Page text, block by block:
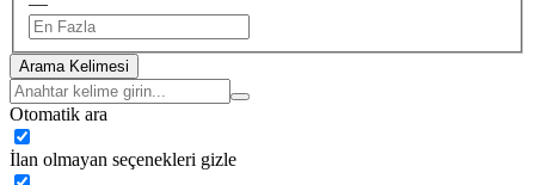
Arama Kelimesi
Otomatik ara
İlan olmayan seçenekleri gizle